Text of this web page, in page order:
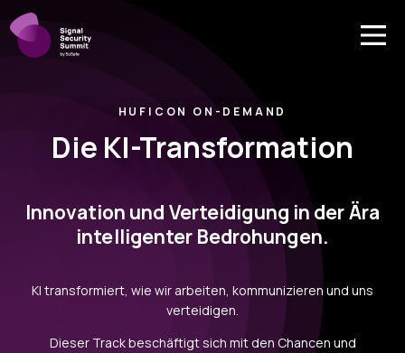
HUFICON ON-DEMAND
Die KI-Transformation
Innovation und Verteidigung in der Ära
intelligenter Bedrohungen.
KI transformiert, wie wir arbeiten, kommunizieren und uns
verteidigen.
Dieser Track beschäftigt sich mit den Chancen und